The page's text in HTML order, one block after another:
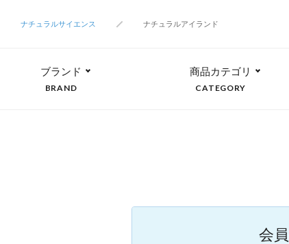
ナチュラルサイエンス
ナチュラルアイランド
ブランド
BRAND
商品カテゴリ
CATEGORY
会